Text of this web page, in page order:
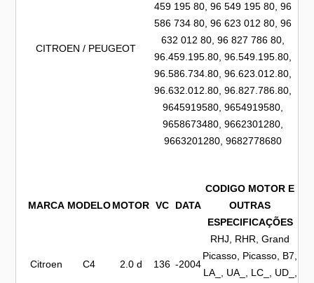
CITROEN / PEUGEOT
459 195 80, 96 549 195 80, 96
586 734 80, 96 623 012 80, 96
632 012 80, 96 827 786 80,
96.459.195.80, 96.549.195.80,
96.586.734.80, 96.623.012.80,
96.632.012.80, 96.827.786.80,
9645919580, 9654919580,
9658673480, 9662301280,
9663201280, 9682778680
MARCA MODELOMOTOR VC DATA
CODIGO MOTOR E
OUTRAS
ESPECIFICAÇÕES
Citroen C4 2.0 d 136 -2004
RHJ, RHR, Grand
Picasso, Picasso, B7,
LA_, UA_, LC_, UD_,